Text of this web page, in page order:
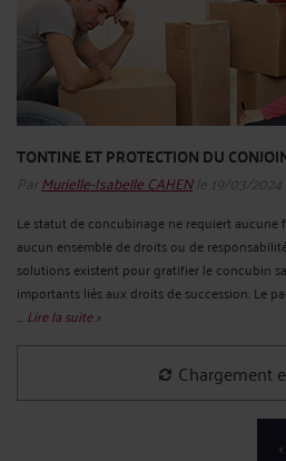
TONTINE ET PROTECTION DU
Par Murielle-Isabelle CAHENle 19/03/2024
Le statut de concubinage ne requiert
aucun ensemble de droits ou de
solutions existent pour gratifier le concubin
importants liés aux droits de succession. Le
... Lire la suite >
Chargement
<